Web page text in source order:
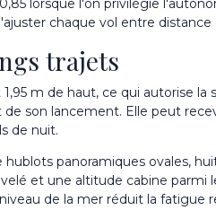
lorsque l'on privilégie
chaque vol entre distance
trajets
m de haut, ce qui autorise
son lancement. Elle peut
de nuit.
panoramiques ovales,
et une altitude cabine parmi
de la mer réduit la fatigue